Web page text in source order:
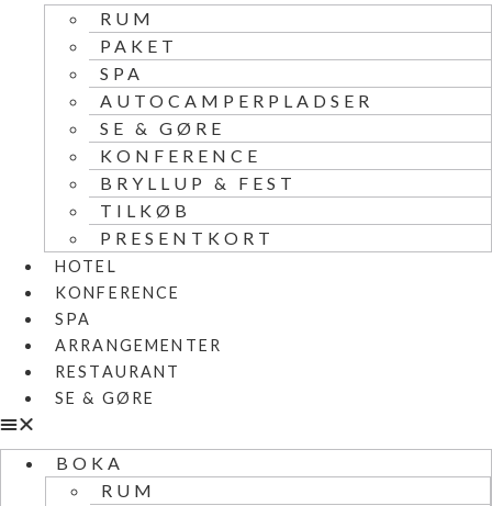
RUM
PAKET
SPA
AUTOCAMPERPLADSER
SE & GØRE
KONFERENCE
BRYLLUP & FEST
TILKØB
PRESENTKORT
HOTEL
KONFERENCE
SPA
ARRANGEMENTER
RESTAURANT
SE & GØRE
BOKA
RUM